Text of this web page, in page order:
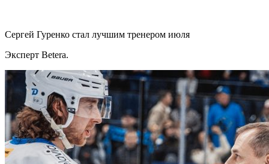
Сергей Гуренко стал лучшим тренером июля
Эксперт Betera.